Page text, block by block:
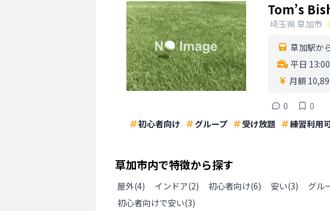
Tom’s
埼玉県草加市
草加駅か
平日
月額
0
0
初心者向け
グループ 受け放題 練習利用
草加市内で特徴から探す
屋外(4) インドア(2) 初心者向け(6) 安い(3) グル
初心者向けで安い(3)